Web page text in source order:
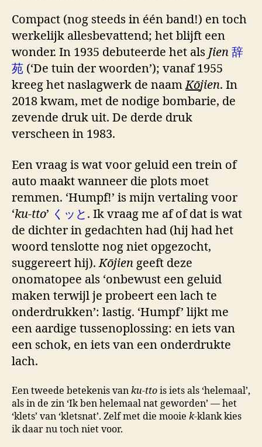
Compact (nog steeds in één band!) en toch
werkelijk allesbevattend; het blijft een
wonder. In 1935 debuteerde het als Jien 辞
苑 (‘De tuin der woorden’); vanaf 1955
kreeg het naslagwerk de naamKōjien. In
2018 kwam, met de nodige bombarie, de
zevende druk uit. De derde druk
verscheen in 1983.
Een vraag is wat voor geluid een trein of
auto maakt wanneer die plots moet
remmen. ‘Humpf!’ is mijn vertaling voor
‘ku-tto’ くッと . Ik vraag me af of dat is wat
de dichter in gedachten had (hij had het
woord tenslotte nog niet opgezocht,
suggereert hij).Kōjien geeft deze
onomatopee als ‘onbewust een geluid
maken terwijl je probeert een lach te
onderdrukken’: lastig. ‘Humpf’ lijkt me
een aardige tussenoplossing: en iets van
een schok, en iets van een onderdrukte
lach.
Een tweede betekenis van ku-tto is iets als ‘helemaal’,
als in de zin ‘Ik ben helemaal nat geworden’ — het
‘klets’ van ‘kletsnat’. Zelf met die mooie k-klank kies
ik daar nu toch niet voor.